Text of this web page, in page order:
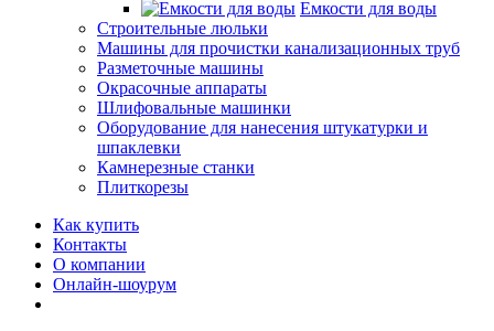
Емкости для воды
Строительные люльки
Машины для прочистки канализационных труб
Разметочные машины
Окрасочные аппараты
Шлифовальные машинки
Оборудование для нанесения штукатурки и
шпаклевки
Камнерезные станки
Плиткорезы
Как купить
Контакты
О компании
Онлайн-шоурум